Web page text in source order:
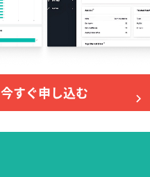
今すぐ申し込む